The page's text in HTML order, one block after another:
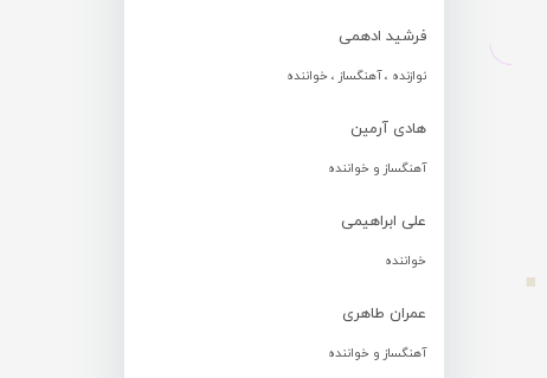
فرشید ادهمی
نوازنده ، آهنگساز ، خواننده
هادی آرمین
آهنگساز و خواننده
علی ابراهیمی
خواننده
عمران طاهری
آهنگساز و خواننده